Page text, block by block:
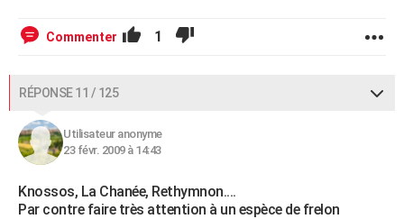
Commenter 1
RÉPONSE 11 / 125
Utilisateur anonyme
23 févr. 2009 à 14:43
Knossos, La Chanée, Rethymnon....
Par contre faire très attention à un espèce de frelon